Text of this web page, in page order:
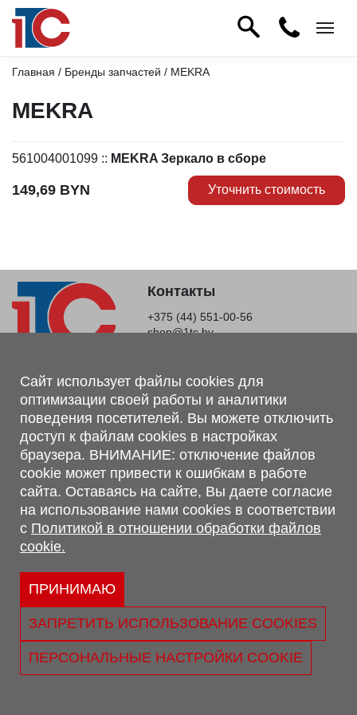
Главная / Бренды запчастей / MEKRA
MEKRA
561004001099 :: MEKRA Зеркало в сборе
149,69 BYN Уточнить стоимость
Контакты
+375 (44) 551-00-56
shop@1tc.by
Магазин, склад
г. Минск, Минский р-н, п. Привольный, ул. Мира, 20А,
223062
г. Брест, ул. Лейтенанта Рябцева, 108 В, 224701
Обращаем Ваше внимание, что вся предоставленная на сайте
информация, касающаяся комплектаций, технических
характеристик, цветовых сочетаний, а также стоимости и
сервисного обслуживания носит информационный характер и
не является публичной офертой, определяемой п.2 ст.407
Гражданского кодекса Республики Беларусь.
Политика обработки персональных данных
Политикой в отношении обработки файлов cookie.
Свидетельство о регистрации №290667530 выдано 02.02.2009
г. Администрацией Ленинского р-на г. Бреста
Сайт использует файлы cookies для
оптимизации своей работы и аналитики
поведения посетителей. Вы можете отключить
доступ к файлам cookies в настройках
браузера. ВНИМАНИЕ: отключение файлов
cookie может привести к ошибкам в работе
сайта. Оставаясь на сайте, Вы даете согласие
на использование нами cookies в соответствии
с Политикой в отношении обработки файлов
cookie.
ПРИНИМАЮ
ЗАПРЕТИТЬ ИСПОЛЬЗОВАНИЕ COOKIES
ПЕРСОНАЛЬНЫЕ НАСТРОЙКИ COOKIE